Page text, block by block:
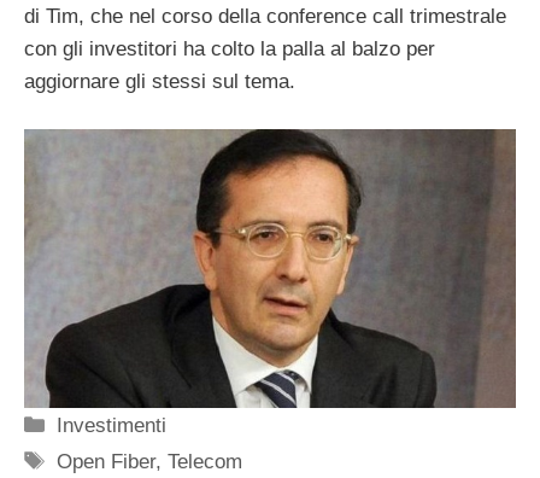
di Tim, che nel corso della conference call trimestrale
con gli investitori ha colto la palla al balzo per
aggiornare gli stessi sul tema.
Categorie
Investimenti
Tag
Open Fiber,Telecom